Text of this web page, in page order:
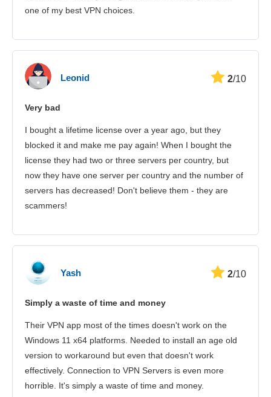
one of my best VPN choices.
Leonid 2/10
Very bad
I bought a lifetime license over a year ago, but they
blocked it and make me pay again! When I bought the
license they had two or three servers per country, but
now they have one server per country and the number of
servers has decreased! Don't believe them - they are
scammers!
Yash 2/10
Simply a waste of time and money
Their VPN app most of the times doesn't work on the
Windows 11 x64 platforms. Needed to install an age old
version to workaround but even that doesn't work
effectively. Connection to VPN Servers is even more
horrible. It's simply a waste of time and money.